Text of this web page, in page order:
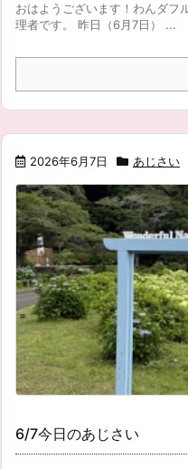
おはようございます！わんダフ
理者です。 昨日（6月7日） ...
2026年6月7日 あじさい
6/7今日のあじさい